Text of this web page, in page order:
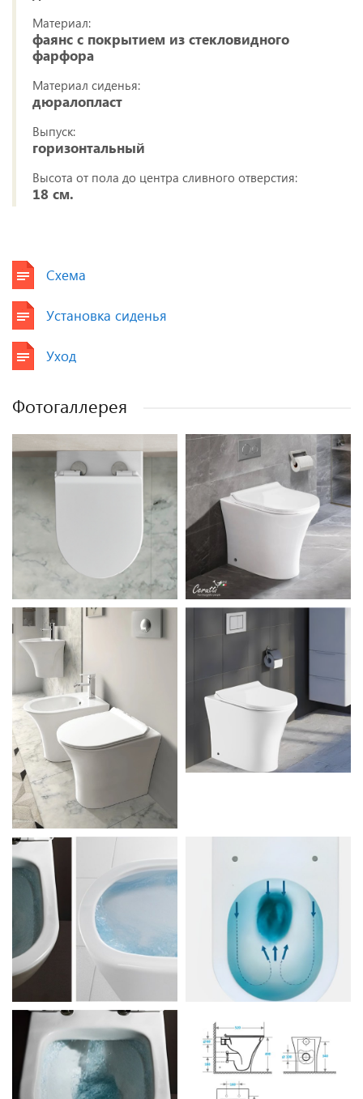
Материал:
фаянс с покрытием из стекловидного
фарфора
Материал сиденья:
дюралопласт
Выпуск:
горизонтальный
Высота от пола до центра сливного отверстия:
18 см.
Схема
Установка сиденья
Уход
Фотогаллерея